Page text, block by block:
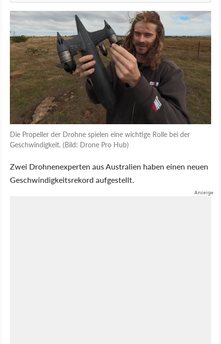
Die Propeller der Drohne spielen eine wichtige Rolle bei der
Geschwindigkeit. (Bild: Drone Pro Hub)
Zwei Drohnenexperten aus Australien haben einen neuen
Geschwindigkeitsrekord aufgestellt.